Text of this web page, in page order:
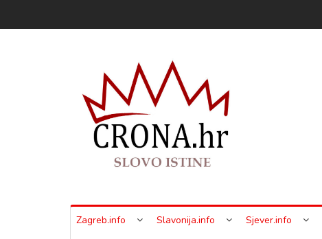
Zagreb.info Slavonija.info Sjever.info